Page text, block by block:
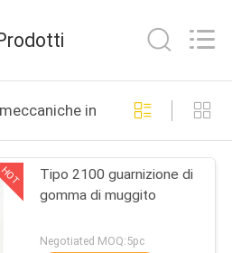
della
160
industriali
Tipo 2100 guarnizione di
gomma di muggito
Negotiated MOQ:5pc